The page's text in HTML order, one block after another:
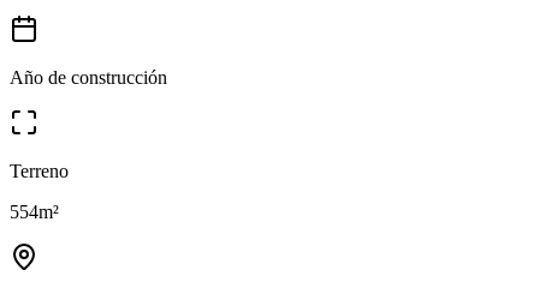
Año de construcción
Terreno
554m²